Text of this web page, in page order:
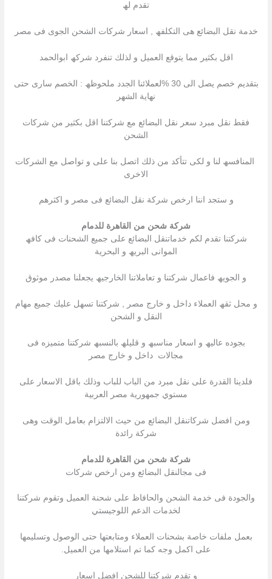
تقدم لھ
خدمة نقل البضائع ھى التكلفھ , اسعار شركات الشحن الجوى فى مصر
اقل بكثیر مما یتوقع العمیل و لذلك تنفرد شركھ ابوالحمد
بتقدیم خصم یصل الى 30 %لعملائنا الجدد ملحوظھ : الخصم سارى حتى
نھایة الشھر
فقط نقل مبرد سعر نقل البضائع مع شركتنا اقل بكثیر من شركات
الشحن
المنافسھ لنا و لكى تتأكد من ذلك اتصل بنا على و تواصل مع الشركات
الاخرى
و ستجد اننا ارخص شركة نقل البضائع فى مصر و اكثرھم
شركة شحن من القاهرة للدمام
شركتنا تقدم لكم خدماتنقل البضائع على جمیع الشحنات فى كافھ
الموانى البریھ و البحریة
و الجویھ فاعمال شركتنا و تعاملاتنا الخارجیھ یجعلنا مصدر موثوق
و محل ثقھ العملاء داخل و خارج مصر , شركتنا تسھل علیك جمیع مھام
النقل و الشحن
بجوده عالیھ و اسعار مناسبھ و قلیلھ بالنسبھ شركتنا متمیزه فى
مجالات داخل و خارج مصر
فلدينا القدرة على نقل مبرد من الباب للباب وذلك باقل الاسعار على
مستوي جمهورية مصر العربية
ومن افضل شركاتنقل البضائع من حيث الالتزام بعامل الوقت وهى
شركة رائدة
شركة شحن من القاهرة للدمام
فى مجالنقل البضائع ومن ارخص شركات
والجودة فى خدمة الشحن والحافاظ على شحنة العميل وتقوم شركتنا
لخدمات الدعم اللوجيستي
بعمل ملفات خاصة بشحنات العملاء ومتابعتها حتى الوصول وتسليمها
على اكمل وجه كما تم استلامها من العميل.
و تقدم شركتنا للشحن افضل اسعار